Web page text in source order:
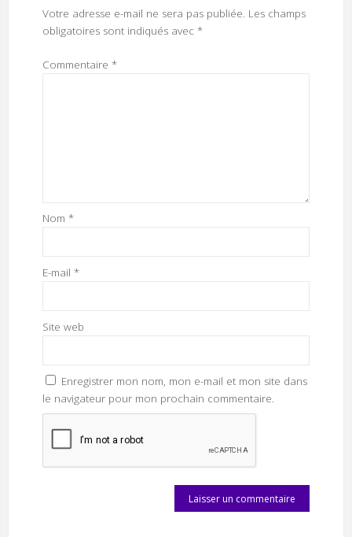
Votre adresse e-mail ne sera pas publiée. Les champs
obligatoires sont indiqués avec *
Commentaire *
Nom *
E-mail *
Site web
Enregistrer mon nom, mon e-mail et mon site dans
le navigateur pour mon prochain commentaire.